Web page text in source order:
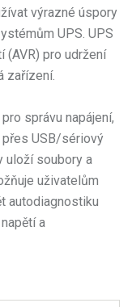
výrazné úspory
UPS. UPS
(AVR) pro udržení
zařízení.
správu napájení,
přes USB/sériový
uloží soubory a
uživatelům
autodiagnostiku
a